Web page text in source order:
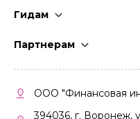
Гидам
Партнерам
Кабинет партнера
Правила участия
ООО "Финансовая
394036, г. Воронеж,